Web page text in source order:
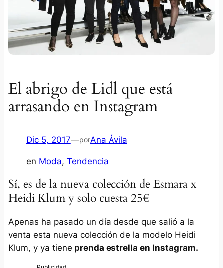
El abrigo de Lidl que está
arrasando en Instagram
Dic 5, 2017—porAna Ávila
en Moda, Tendencia
Sí, es de la nueva colección de Esmara x
Heidi Klum y solo cuesta 25€
Apenas ha pasado un día desde que salió a la
venta esta nueva colección de la modelo Heidi
Klum, y ya tiene prenda estrella en Instagram.